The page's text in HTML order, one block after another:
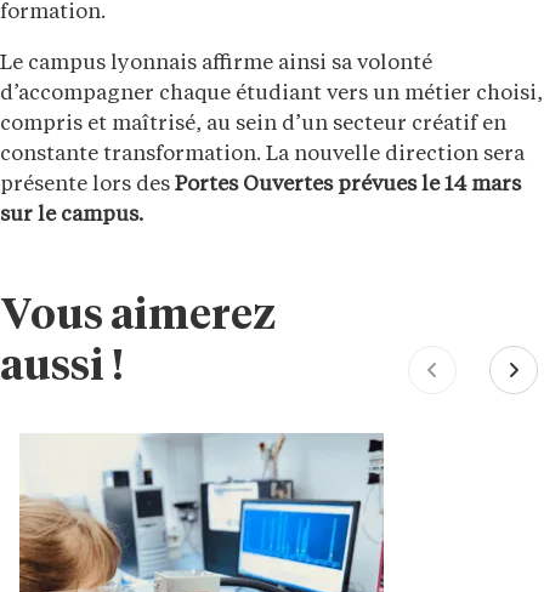
formation.
Le campus lyonnais affirme ainsi sa volonté
d’accompagner chaque étudiant vers un métier choisi,
compris et maîtrisé, au sein d’un secteur créatif en
constante transformation. La nouvelle direction sera
présente lors des Portes Ouvertes prévues le 14 mars
sur le campus.
Vous aimerez
aussi !